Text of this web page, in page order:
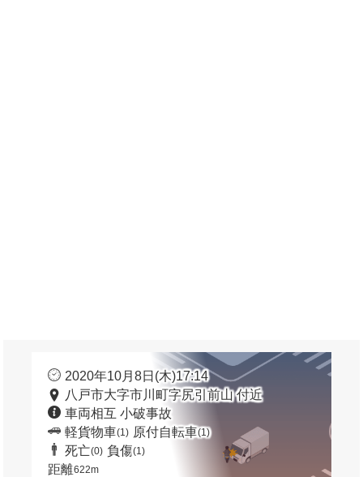
2020年10月8日(木)17:14
八戸市大字市川町字尻引前山 付近
車両相互 小破事故
軽貨物車(1) 原付自転車(1)
死亡(0) 負傷(1)
距離622m